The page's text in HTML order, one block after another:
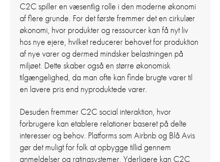
C2C spiller en væsentlig rolle i den moderne økonomi
af flere grunde. For det første fremmer det en cirkulær
økonomi, hvor produkter og ressourcer kan få nyt liv
hos nye ejere, hvilket reducerer behovet for produktion
af nye varer og dermed mindsker belastningen på
miljøet. Dette skaber også en større økonomisk
tilgængelighed, da man ofte kan finde brugte varer til
en lavere pris end nyproduktede varer.
Desuden fremmer C2C social interaktion, hvor
forbrugere kan etablere relationer baseret på delte
interesser og behov. Platforms som Airbnb og Blå Avis
gør det muligt for folk at opbygge tillid gennem
anmeldelser og ratingsystemer. Yderligere kan C2C